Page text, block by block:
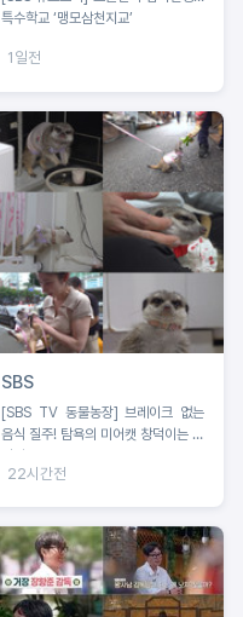
특수학교 ‘맹모삼천지교’
1일전
SBS
[SBS TV 동물농장] 브레이크 없는
음식 질주! 탐욕의 미어캣 창덕이는 못
말려
22시간전